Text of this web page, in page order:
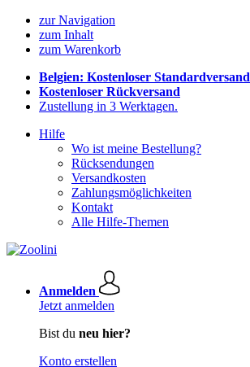
zur Navigation
zum Inhalt
zum Warenkorb
Belgien: Kostenloser Standardversand
Kostenloser Rückversand
Zustellung in 3 Werktagen.
Hilfe
Wo ist meine Bestellung?
Rücksendungen
Versandkosten
Zahlungsmöglichkeiten
Kontakt
Alle Hilfe-Themen
Anmelden
Jetzt anmelden
Bist du neu hier?
Konto erstellen